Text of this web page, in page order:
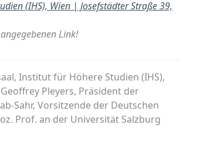
(IHS), Wien | Josefstädter Straße 39,
Link!
Institut für Höhere Studien (IHS),
Pleyers, Präsident der
Sahr, Vorsitzende der Deutschen
Prof. an der Universität Salzburg